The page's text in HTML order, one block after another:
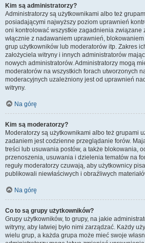
Kim są administratorzy?
Administratorzy są użytkownikami albo też
posiadającymi najwyższy poziom uprawnień
oni kontrolować wszystkie zagadnienia związane
włącznie z nadawaniem uprawnień,
grup użytkowników lub moderatorów itp. Zakres
założyciela witryny i innych administratorów
nowych administratorów. Administratorzy mogą
moderatorów na wszystkich forach utworzonych
moderacyjnych uzależniony jest od uprawnień
witryny.
Na górę
Kim są moderatorzy?
Moderatorzy są użytkownikami albo też grupami
zadaniem jest codzienne przeglądanie forów.
treści lub usuwania postów, a także blokowania,
przenoszenia, usuwania i dzielenia tematów na
reguły moderatorzy czuwają, aby użytkownicy
publikowali niewłaściwych i obraźliwych
Na górę
Co to są grupy użytkowników?
Grupy użytkowników, to grupy, na jakie
witryny, aby łatwiej było nimi zarządzać. Każdy
wielu grup, a każda grupa może mieć swoje